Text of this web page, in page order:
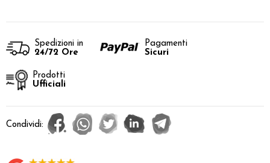
Spedizioni in
24/72 Ore
Pagamenti
Sicuri
Prodotti
Ufficiali
Condividi: